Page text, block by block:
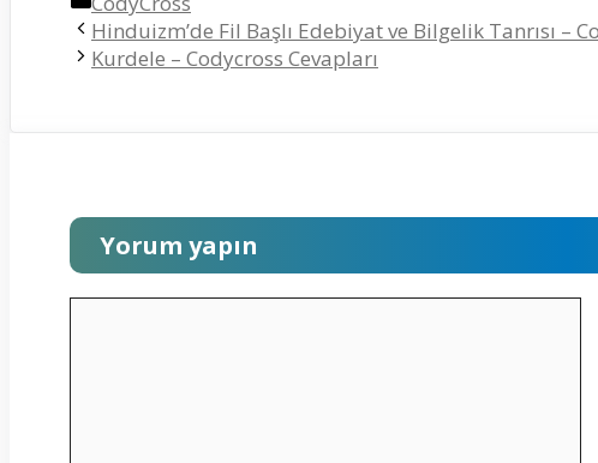
Hinduizm’de Fil Başlı Edebiyat ve Bilgelik Tanrısı –
Kurdele – Codycross Cevapları
Yorum yapın